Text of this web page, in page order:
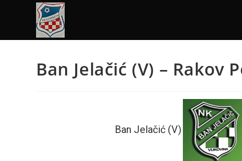
Ban Jelačić (V) – Rakov
Ban Jelačić (V)